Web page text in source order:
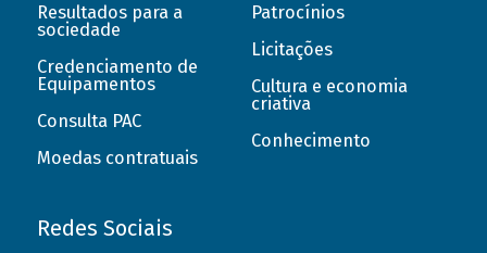
Resultados para a
sociedade
Credenciamento de
Equipamentos
Consulta PAC
Moedas contratuais
Patrocínios
Licitações
Cultura e economia
criativa
Conhecimento
Redes Sociais